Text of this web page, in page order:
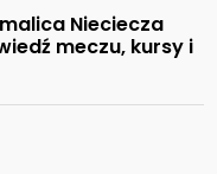
Nieciecza
meczu, kursy i